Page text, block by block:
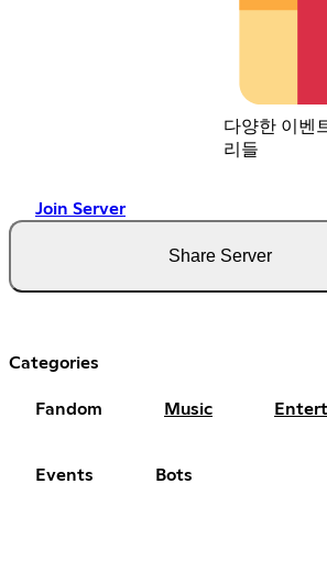
다양한 이벤
리들
Join Server
Share Server
Categories
Fandom Music
Events Bots